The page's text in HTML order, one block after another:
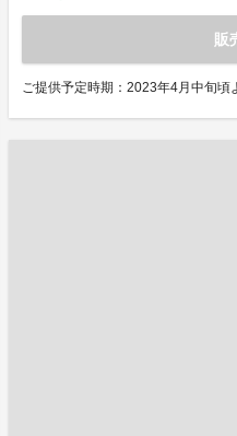
販
ご提供予定時期：2023年4月中旬頃